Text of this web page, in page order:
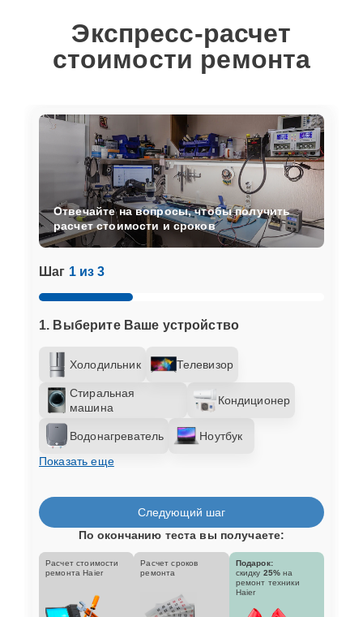
Экспресс-расчет
стоимости ремонта
Шаг 1 из 3
1. Выберите Ваше устройство
Холодильник Телевизор
Стиральная
машина
Кондиционер
Водонагреватель
Ноутбук
Показать еще
Отвечайте на вопросы, чтобы получить
расчет стоимости и сроков
Следующий шаг
По окончанию теста вы получаете:
Расчет стоимости
ремонта Haier
Расчет сроков
ремонта
Подарок:
скидку 25% на
ремонт техники
Haier